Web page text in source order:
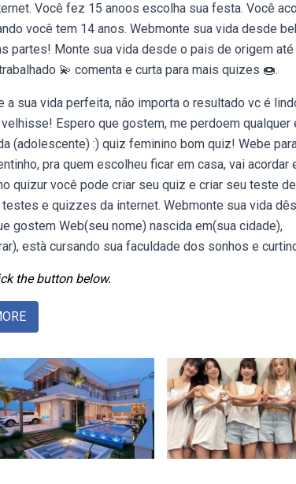
Você fez 15 anoos escolha sua festa. Você
você tem 14 anos. Webmonte sua vida desde
partes! Monte sua vida desde o pais de origem até
💫 comenta e curta para mais quizes 🍩.
sua vida perfeita, não importa o resultado vc é
Espero que gostem, me perdoem qualquer
(adolescente) :) quiz feminino bom quiz! Webe
pra quem escolheu ficar em casa, vai acordar
quizur você pode criar seu quiz e criar seu teste de
e quizzes da internet. Webmonte sua vida
gostem Web(seu nome) nascida em(sua cidade),
està cursando sua faculdade dos sonhos e
the button below.